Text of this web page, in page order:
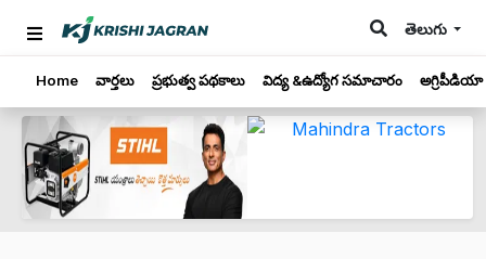
తెలుగు
Home వార్తలు ప్రభుత్వ పథకాలు విద్య &ఉద్యోగ సమాచారం అగ్రిపీడియా